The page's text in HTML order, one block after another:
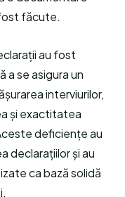
făcute.
au fost
a se asigura un
interviurilor,
și exactitatea
deficiențe au
declarațiilor și au
ca bază solidă